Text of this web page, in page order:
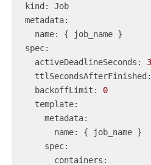
kind
metadata:
spec:
  activeDeadlineSeconds:
ttlSecondsAfterFinished :
backoffLimit : 0
template:
spec: